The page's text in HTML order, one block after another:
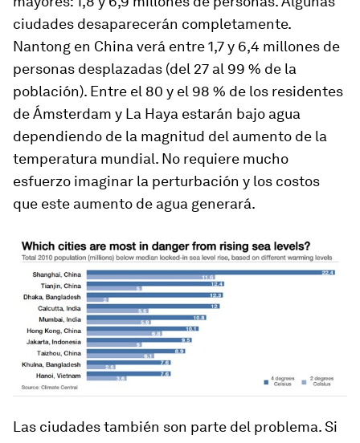
ciudades desaparecerán completamente.
Nantong en China verá entre 1,7 y 6,4 millones de
personas desplazadas (del 27 al 99 % de la
población). Entre el 80 y el 98 % de los residentes
de Ámsterdam y La Haya estarán bajo agua
dependiendo de la magnitud del aumento de la
temperatura mundial. No requiere mucho
esfuerzo imaginar la perturbación y los costos
que este aumento de agua generará.
Las ciudades también son parte del problema. Si